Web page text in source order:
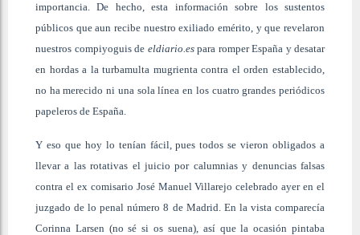
importancia. De hecho, esta información sobre los sustentos
públicos que aun recibe nuestro exiliado emérito, y que revelaron
nuestros compiyoguis de eldiario.espara romper España y desatar
en hordas a la turbamulta mugrienta contra el orden establecido,
no ha merecido ni una sola línea en los cuatro grandes periódicos
papeleros de España.
Y eso que hoy lo tenían fácil, pues todos se vieron obligados a
llevar a las rotativas el juicio por calumnias y denuncias falsas
contra el ex comisario José Manuel Villarejo celebrado ayer en el
juzgado de lo penal número 8 de Madrid. En la vista comparecía
Corinna Larsen (no sé si os suena), así que la ocasión pintaba